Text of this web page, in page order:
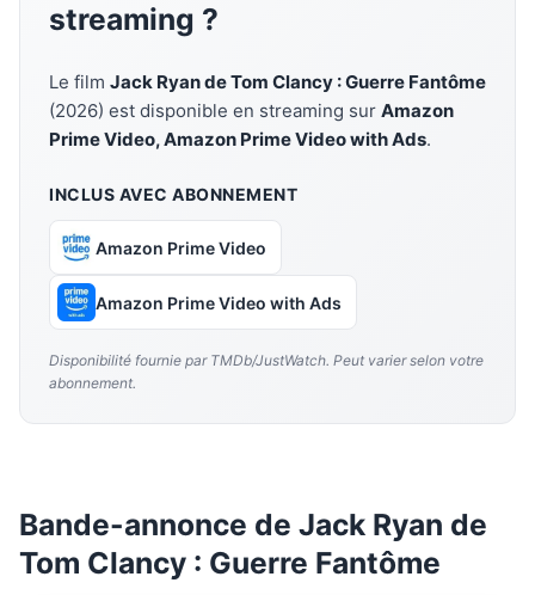
streaming ?
Le film Jack Ryan de Tom Clancy : Guerre Fantôme
(2026) est disponible en streaming sur Amazon
Prime Video, Amazon Prime Video with Ads.
INCLUS AVEC ABONNEMENT
Amazon Prime Video
Amazon Prime Video with Ads
Disponibilité fournie par TMDb/JustWatch. Peut varier selon votre
abonnement.
Bande-annonce de Jack Ryan de
Tom Clancy : Guerre Fantôme